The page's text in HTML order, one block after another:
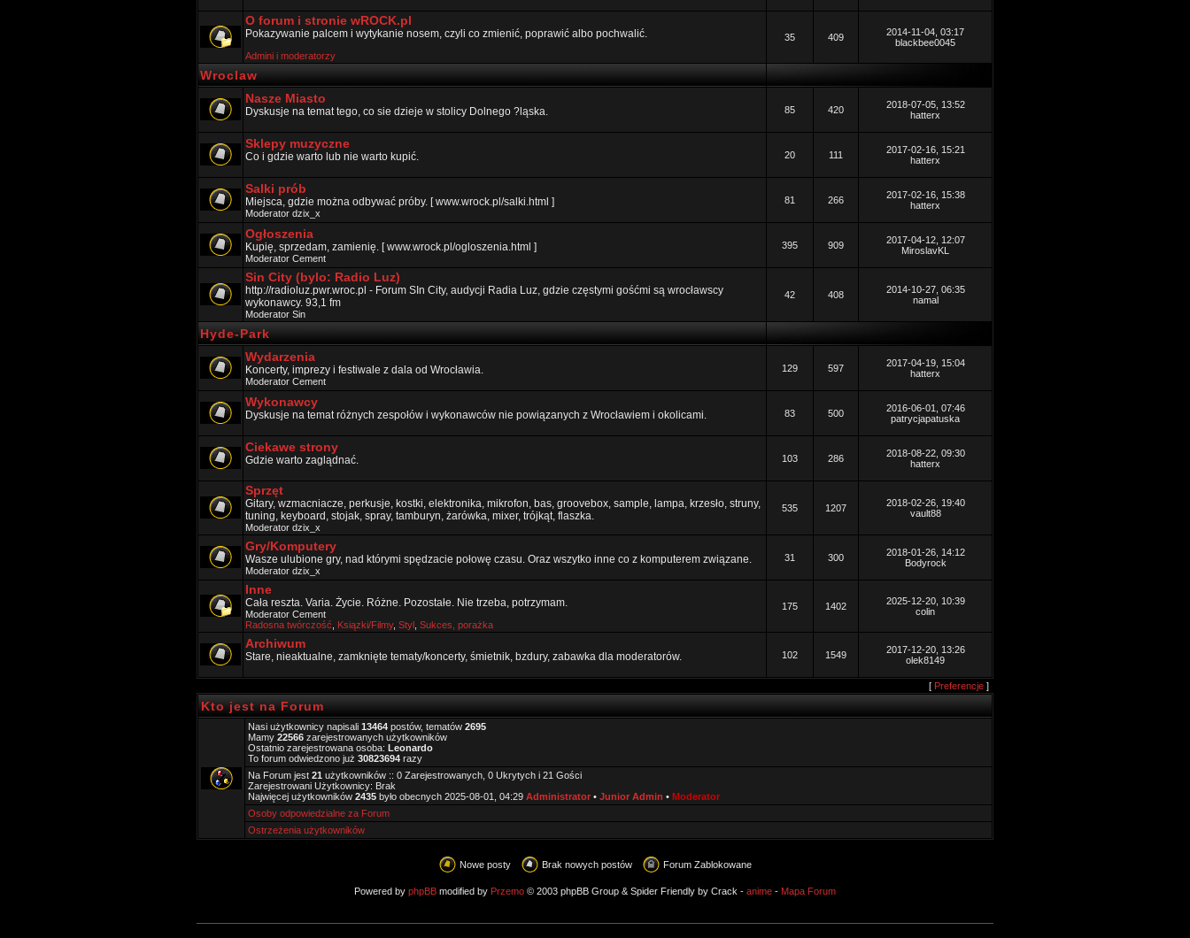
O forum i stronie wROCK.pl
Pokazywanie palcem i wytykanie nosem, czyli co zmienić, poprawić albo pochwalić.
Admini i moderatorzy
35 409
2014-11-04, 03:17
blackbee0045
Wroclaw
Nasze Miasto
Dyskusje na temat tego, co sie dzieje w stolicy Dolnego ?ląska. 85 420
2018-07-05, 13:52
hatterx
Sklepy muzyczne
Co i gdzie warto lub nie warto kupić. 20 111
2017-02-16, 15:21
hatterx
Salki prób
Miejsca, gdzie można odbywać próby. [ www.wrock.pl/salki.html ]
Moderator dzix_x
81 266
2017-02-16, 15:38
hatterx
Ogłoszenia
Kupię, sprzedam, zamienię. [ www.wrock.pl/ogloszenia.html ]
Moderator Cement
395 909
2017-04-12, 12:07
MiroslavKL
Sin City (bylo: Radio Luz)
http://radioluz.pwr.wroc.pl - Forum SIn City, audycji Radia Luz, gdzie częstymi gośćmi są wrocławscy
wykonawcy. 93,1 fm
Moderator Sin
42 408
2014-10-27, 06:35
namal
Hyde-Park
Wydarzenia
Koncerty, imprezy i festiwale z dala od Wrocławia.
Moderator Cement
129 597
2017-04-19, 15:04
hatterx
Wykonawcy
Dyskusje na temat różnych zespołów i wykonawców nie powiązanych z Wrocławiem i okolicami. 83 500
2016-06-01, 07:46
patrycjapatuska
Ciekawe strony
Gdzie warto zaglądnać. 103 286
2018-08-22, 09:30
hatterx
Sprzęt
Gitary, wzmacniacze, perkusje, kostki, elektronika, mikrofon, bas, groovebox, sample, lampa, krzesło, struny,
tuning, keyboard, stojak, spray, tamburyn, żarówka, mixer, trójkąt, flaszka.
Moderator dzix_x
535 1207
2018-02-26, 19:40
vault88
Gry/Komputery
Wasze ulubione gry, nad którymi spędzacie połowę czasu. Oraz wszytko inne co z komputerem związane.
Moderator dzix_x
31 300
2018-01-26, 14:12
Bodyrock
Inne
Cała reszta. Varia. Życie. Różne. Pozostałe. Nie trzeba, potrzymam.
Moderator Cement
Radosna twórczość
Ksiązki/Filmy, Styl Sukces, porażka
175 1402
2025-12-20, 10:39
colin
Archiwum
Stare, nieaktualne, zamknięte tematy/koncerty, śmietnik, bzdury, zabawka dla moderatorów. 102 1549
2017-12-20, 13:26
olek8149
[ Preferencje ]
Kto jest na Forum
Nasi użytkownicy napisali 13464 postów, tematów 2695
Mamy 22566 zarejestrowanych użytkowników
Ostatnio zarejestrowana osoba: Leonardo
To forum odwiedzono już 30823694 razy
Na Forum jest 21 użytkowników :: 0 Zarejestrowanych, 0 Ukrytych i 21 Gości
Zarejestrowani Użytkownicy: Brak
Najwięcej użytkowników 2435 było obecnych 2025-08-01, 04:29 Administrator • Junior Admin • Moderator
Osoby odpowiedzialne za Forum
Ostrzeżenia użytkowników
Nowe posty Brak nowych postów Forum Zablokowane
Powered by phpBB modified by Przemo © 2003 phpBB Group & Spider Friendly by Crack - anime - Mapa Forum